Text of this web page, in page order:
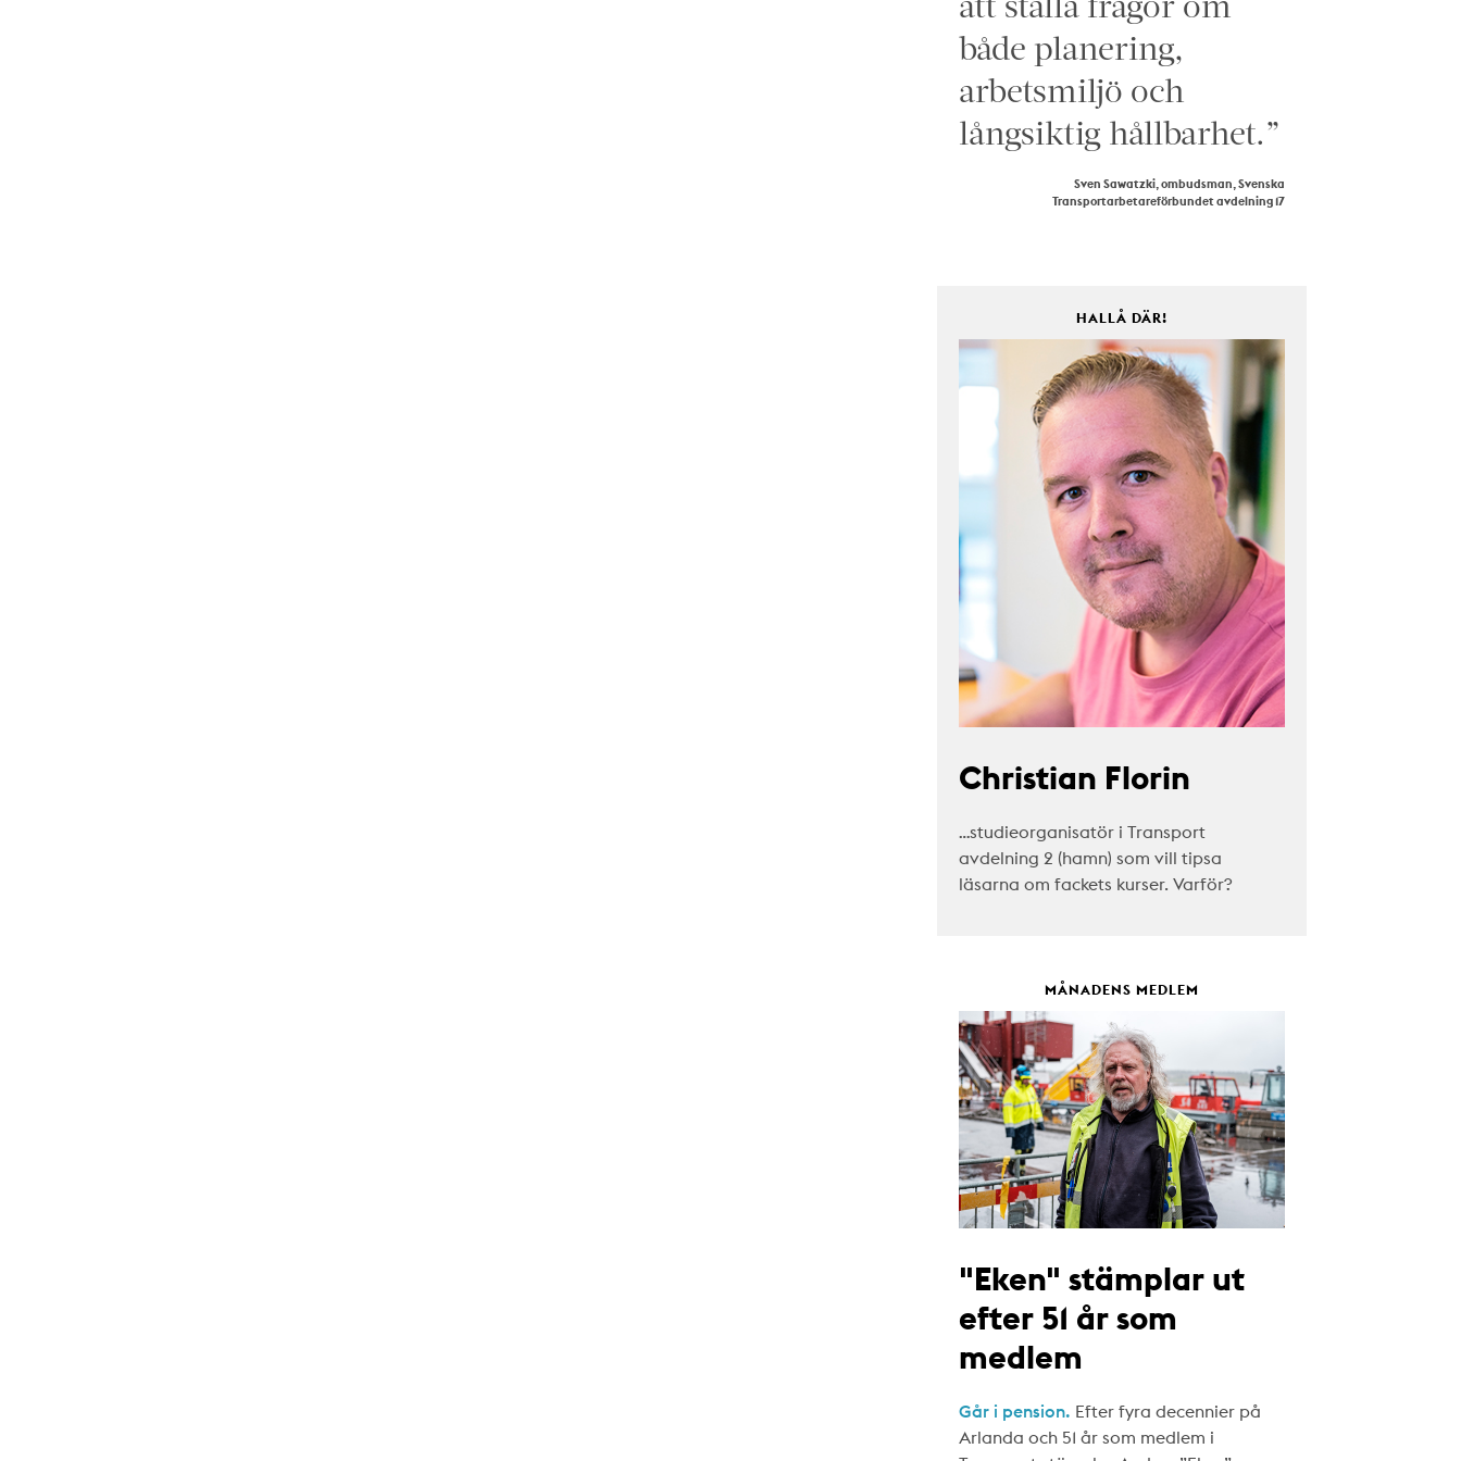
både planering,
arbetsmiljö och
långsiktig hållbarhet.”
Sven Sawatzki, ombudsman, Svenska
Transportarbetareförbundet avdelning 17
HALLÅ DÄR!
Christian Florin
…studieorganisatör i Transport
avdelning 2 (hamn) som vill tipsa
läsarna om fackets kurser. Varför?
MÅNADENS MEDLEM
"Eken" stämplar ut
efter 51 år som
medlem
Går i pension. Efter fyra decennier på
Arlanda och 51 år som medlem i